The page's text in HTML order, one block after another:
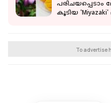
പരിചയപ്പെടാം
കൂടിയ
To advertise